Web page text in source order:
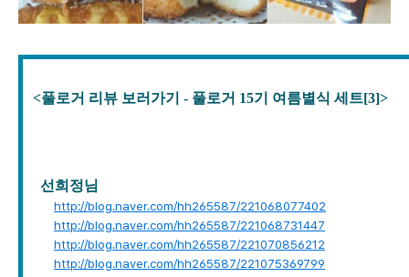
<풀로거 리뷰 보러가기 - 풀로거 15기 여름별식 세트[3]>
선희정님
http://blog.naver.com/hh265587/221068077402
http://blog.naver.com/hh265587/221068731447
http://blog.naver.com/hh265587/221070856212
http://blog.naver.com/hh265587/221075369799